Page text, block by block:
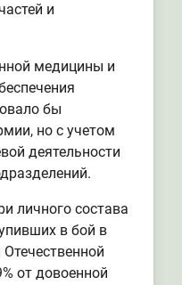
и
медицины и
бы
но с учетом
деятельности
личного состава
в бой в
от довоенной